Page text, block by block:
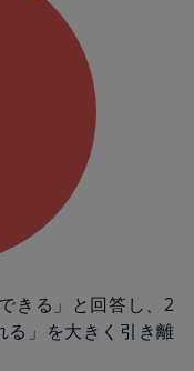
きる」と回答し、2
る」を大きく引き離